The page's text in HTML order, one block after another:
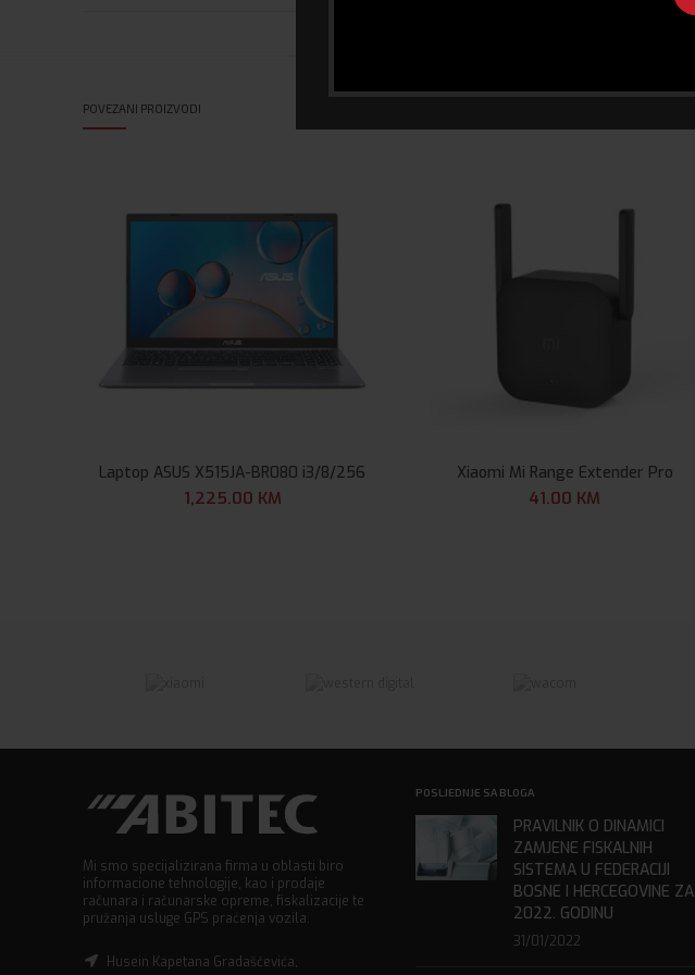
POVEZANI PROIZVODI
Laptop ASUS X515JA-BR080 i3/8/256
1,225.00 KM
Xiaomi Mi Range Extender Pro
41.00 KM
Mi smo specijalizirana firma u oblasti biro
informacione tehnologije, kao i prodaje
računara i računarske opreme, fiskalizacije te
pružanja usluge GPS praćenja vozila.
Husein Kapetana Gradaščevića,
POSLJEDNJE SA BLOGA
PRAVILNIK O DINAMICI
ZAMJENE FISKALNIH
SISTEMA U FEDERACIJI
BOSNE I HERCEGOVINE ZA
2022. GODINU
31/01/2022